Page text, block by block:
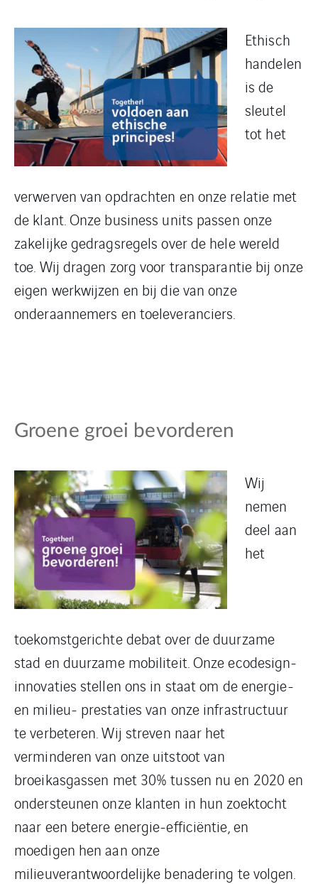
Ethisch
handelen
is de
sleutel
tot het
verwerven van opdrachten en onze relatie met
de klant. Onze business units passen onze
zakelijke gedragsregels over de hele wereld
toe. Wij dragen zorg voor transparantie bij onze
eigen werkwijzen en bij die van onze
onderaannemers en toeleveranciers.
Groene groei bevorderen
Wij
nemen
deel aan
het
toekomstgerichte debat over de duurzame
stad en duurzame mobiliteit. Onze ecodesign-
innovaties stellen ons in staat om de energie-
en milieu- prestaties van onze infrastructuur
te verbeteren. Wij streven naar het
verminderen van onze uitstoot van
broeikasgassen met 30% tussen nu en 2020 en
ondersteunen onze klanten in hun zoektocht
naar een betere energie-efficiëntie, en
moedigen hen aan onze
milieuverantwoordelijke benadering te volgen.